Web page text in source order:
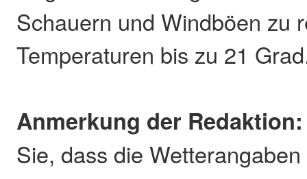
Schauern und Windböen zu
Temperaturen bis zu 21
Anmerkung der Redaktion:
Sie, dass die